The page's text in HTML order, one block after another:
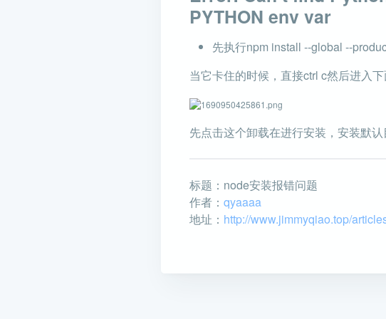
PYTHON env var
先执行npm install --global --
当它卡住的时候，直接ctrl c然后进入
先点击这个卸载在进行安装，安装默
标题：node安装报错问题
作者： qyaaaa
地址： http://www.jimmyqiao.top/